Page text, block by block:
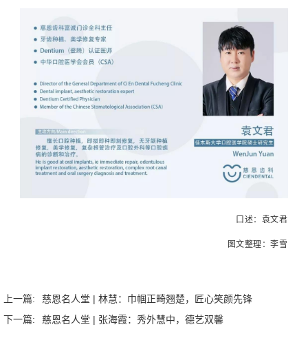
口述：袁文君
图文整理：李雪
上一篇:
慈恩名人堂 | 林慧：巾帼正畸翘楚，匠心笑颜先锋
下一篇:
慈恩名人堂 | 张海霞：秀外慧中，德艺双馨